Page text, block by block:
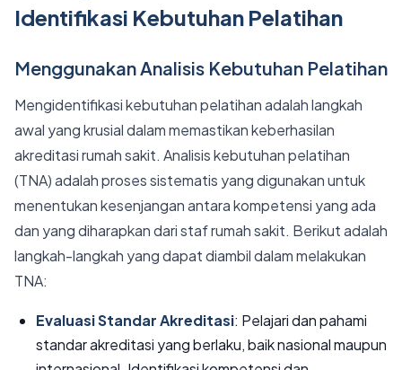
Identifikasi Kebutuhan Pelatihan
Menggunakan Analisis Kebutuhan Pelatihan
Mengidentifikasi kebutuhan pelatihan adalah langkah
awal yang krusial dalam memastikan keberhasilan
akreditasi rumah sakit. Analisis kebutuhan pelatihan
(TNA) adalah proses sistematis yang digunakan untuk
menentukan kesenjangan antara kompetensi yang ada
dan yang diharapkan dari staf rumah sakit. Berikut adalah
langkah-langkah yang dapat diambil dalam melakukan
TNA:
Evaluasi Standar Akreditasi: Pelajari dan pahami
standar akreditasi yang berlaku, baik nasional maupun